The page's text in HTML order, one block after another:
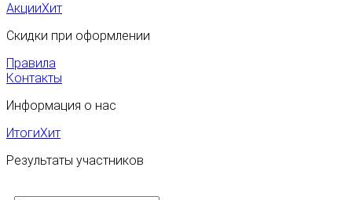
АкцииХит
Скидки при оформлении
Правила
Контакты
Информация о нас
ИтогиХит
Результаты участников